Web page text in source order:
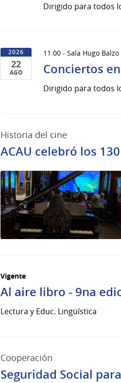
2026
Dirigido para todos
2026
22
AGO
2026
11:00 - Sala Hugo
Conciertos
Dirigido para todos
Historia del cine
ACAU celebró los
Vigente
Al aire libro - 9na
Lectura y Educ. Lingüística
Cooperación
Seguridad Social